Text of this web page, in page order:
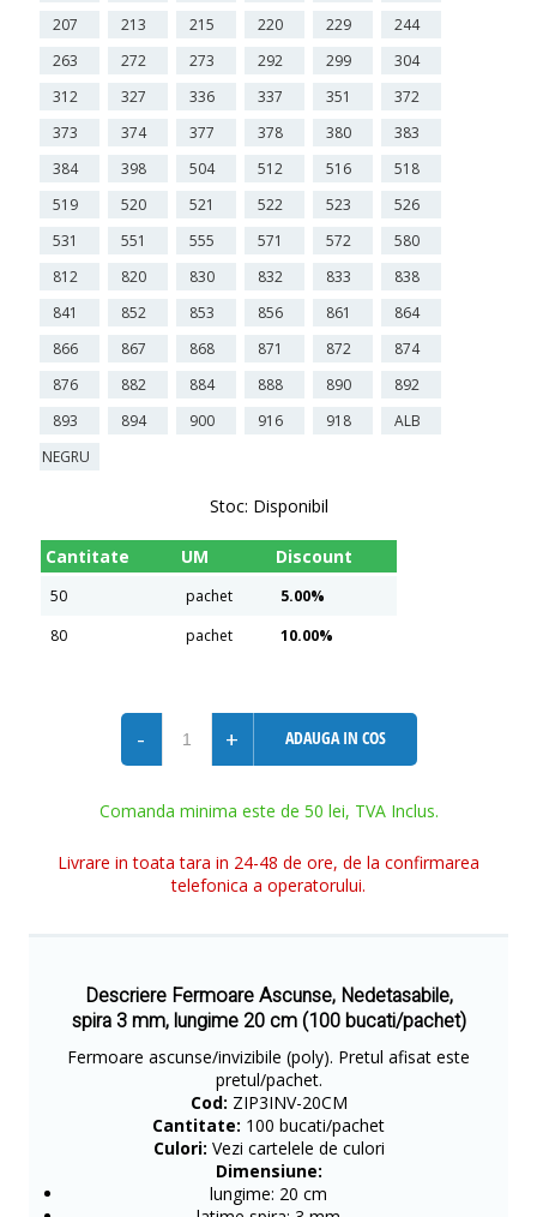
207
213 215 220 229
244
263
272 273 292 299
304
312
327 336 337 351
372
373
374 377 378 380
383
384
398 504 512 516
518
519
520 521 522 523
526
531
551 555 571 572
580
812
820 830 832 833
838
841
852 853 856 861
864
866
867 868 871 872
874
876
882 884 888 890
892
893
894 900 916 918
ALB
NEGRU
Stoc: Disponibil
Cantitate UM Discount
50 pachet
5.00%
80
pachet 10.00%
- + ADAUGA IN COS
Comanda minima este de 50 lei, TVA Inclus.
Livrare in toata tara in 24-48 de ore, de la confirmarea
telefonica a operatorului.
Descriere Fermoare Ascunse, Nedetasabile,
spira 3 mm, lungime 20 cm (100 bucati/pachet)
Fermoare ascunse/invizibile (poly). Pretul afisat este
pretul/pachet.
Cod: ZIP3INV-20CM
Cantitate: 100 bucati/pachet
Culori: Vezi cartelele de culori
Dimensiune:
lungime: 20 cm